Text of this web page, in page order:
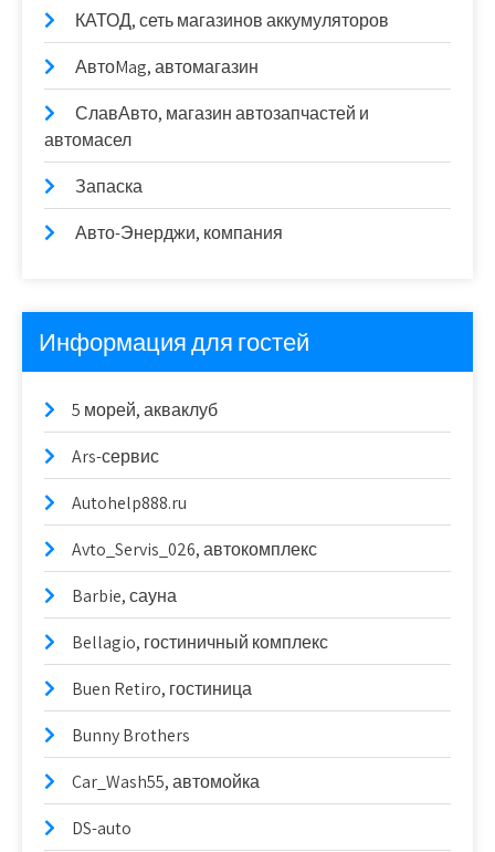
КАТОД, сеть магазинов аккумуляторов
АвтоMag, автомагазин
СлавАвто, магазин автозапчастей и
автомасел
Запаска
Авто-Энерджи, компания
Информация для гостей
5 морей, акваклуб
Ars-сервис
Autohelp888.ru
Avto_Servis_026, автокомплекс
Barbie, сауна
Bellagio, гостиничный комплекс
Buen Retiro, гостиница
Bunny Brothers
Car_Wash55, автомойка
DS-auto